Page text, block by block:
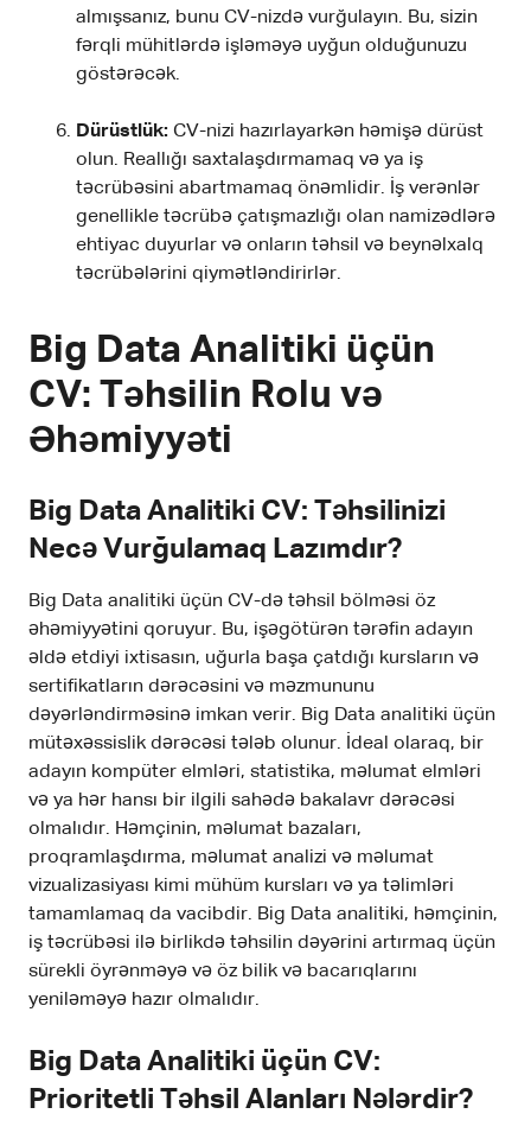
almışsanız, bunu CV-nizdə vurğulayın. Bu, sizin
fərqli mühitlərdə işləməyə uyğun olduğunuzu
göstərəcək.
Dürüstlük: CV-nizi hazırlayarkən həmişə dürüst
olun. Reallığı saxtalaşdırmamaq və ya iş
təcrübəsini abartmamaq önəmlidir. İş verənlər
genellikle təcrübə çatışmazlığı olan namizədlərə
ehtiyac duyurlar və onların təhsil və beynəlxalq
təcrübələrini qiymətləndirirlər.
Big Data Analitiki üçün
CV: Təhsilin Rolu və
Əhəmiyyəti
Big Data Analitiki CV: Təhsilinizi
Necə Vurğulamaq Lazımdır?
Big Data analitiki üçün CV-də təhsil bölməsi öz
əhəmiyyətini qoruyur. Bu, işəgötürən tərəfin adayın
əldə etdiyi ixtisasın, uğurla başa çatdığı kursların və
sertifikatların dərəcəsini və məzmununu
dəyərləndirməsinə imkan verir. Big Data analitiki üçün
mütəxəssislik dərəcəsi tələb olunur. İdeal olaraq, bir
adayın kompüter elmləri, statistika, məlumat elmləri
və ya hər hansı bir ilgili sahədə bakalavr dərəcəsi
olmalıdır. Həmçinin, məlumat bazaları,
proqramlaşdırma, məlumat analizi və məlumat
vizualizasiyası kimi mühüm kursları və ya təlimləri
tamamlamaq da vacibdir. Big Data analitiki, həmçinin,
iş təcrübəsi ilə birlikdə təhsilin dəyərini artırmaq üçün
sürekli öyrənməyə və öz bilik və bacarıqlarını
yeniləməyə hazır olmalıdır.
Big Data Analitiki üçün CV:
Prioritetli Təhsil Alanları Nələrdir?